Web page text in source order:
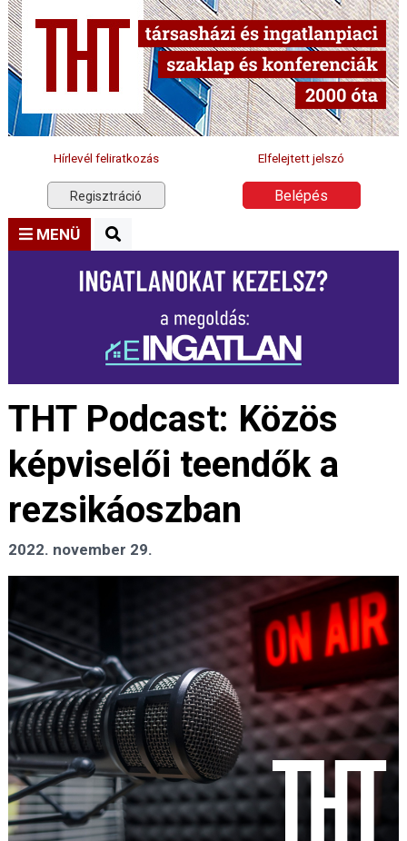
Hírlevél feliratkozás Elfelejtett jelszó
Regisztráció Belépés
MENÜ
THT Podcast: Közös
képviselői teendők a
rezsikáoszban
2022. november 29.